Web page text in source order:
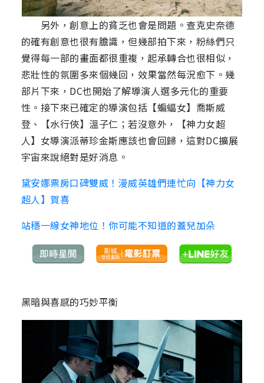
另外，創意上的貧乏也會是問題。查克史奈德
的確有創意也很有膽識，但幾部拍下來，粉絲們只
覺得每一部的畫面都很重複，起承轉合也很相似，
悲壯性的氛圍多來個幾回，效果當然每況愈下。幾
部片下來，DC也開始了解導演人選多元化的重要
性。接下來已確定的導演包括【蝙蝠女】喬斯威
登、【水行俠】溫子仁；若沒意外，【神力女超
人】女導演派蒂珍金斯應該也會回歸，這對DC擴展
宇宙來說絕對是好消息。
黛安娜票房口碑雙威！漫威英雄們連忙向【神力女
超人】賀喜
站穩一線女神地位！你可能不知道的蓋兒加朵
黑暗與喜感的巧妙平衡